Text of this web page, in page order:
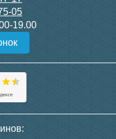
ITT.080.200.1000
GRILL.SGW-20-
Подробнее
230В (врезной - квадр.
05
19.00